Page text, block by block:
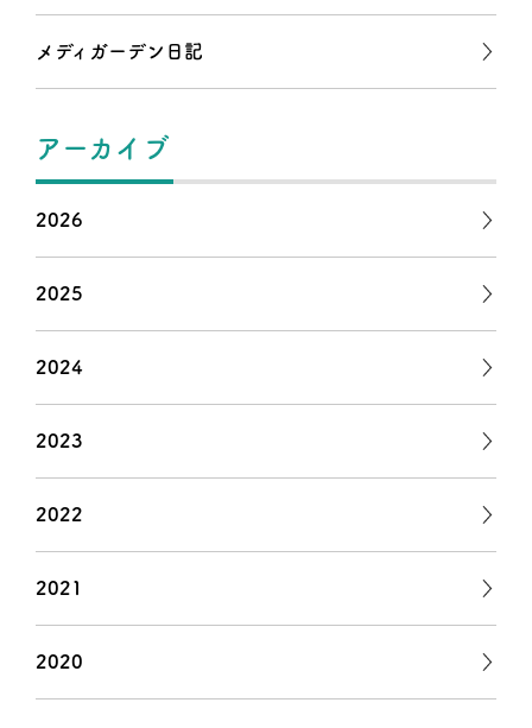
メディガーデン日記
アーカイブ
2026
2025
2024
2023
2022
2021
2020